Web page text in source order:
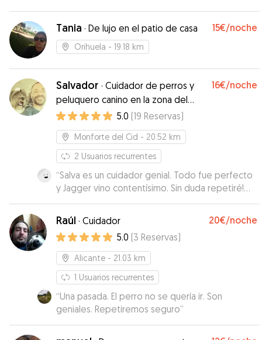
Tania · De lujo en el patio de casa 15€/noche
Orihuela - 19.18 km
Salvador · Cuidador de perros y
peluquero canino en la zona del
Vinalopó
16€/noche
5.0 (19 Reservas)
Monforte del Cid - 20.52 km
2 Usuarios recurrentes
“Salva es un cuidador genial. Todo fue perfecto
y Jagger vino contentísimo. Sin duda repetiré!
Muy recomendado.”
Raúl · Cuidador 20€/noche
5.0 (3 Reservas)
Alicante - 21.03 km
1 Usuarios recurrentes
“Una pasada. El perro no se quería ir. Son
geniales. Repetiremos seguro”